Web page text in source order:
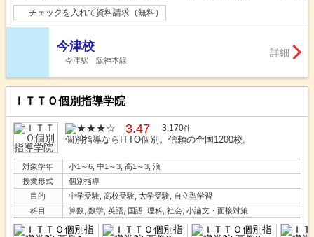
チェックを入れて資料請求（無料）
今津校
今津駅 阪神本線
詳細
ＩＴＴＯ個別指導学院
3.47 3,170件
個別指導ならITTO個別。信頼の全国1200校。
対象学年
小1～6, 中1～3, 高1～3, 浪
授業形式
個別指導
目的
中学受験, 高校受験, 大学受験, 自立型学習
科目
算数, 数学, 英語, 国語, 理科, 社会, 小論文・面接対策